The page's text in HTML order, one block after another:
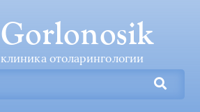
Gorlonosik
клиника отоларингологии